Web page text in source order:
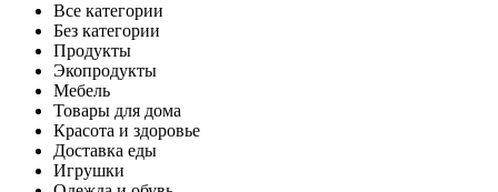
Все категории
Без категории
Продукты
Экопродукты
Мебель
Товары для дома
Красота и здоровье
Доставка еды
Игрушки